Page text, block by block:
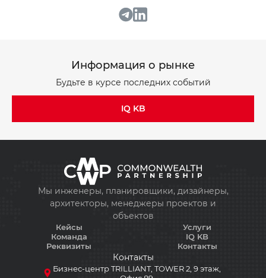
Информация о рынке
Будьте в курсе последних событий
IQ KB
Бизнес-центр TRILLIANT, TOWER 2, 9 этаж,
Бизнес-центр TRILLIANT, TOWER 2, 9 этаж,
Мы инженеры, планировщики, дизайнеры,
архитекторы, менеджеры проектов и
объектов
Кейсы
Команда
Реквизиты
Услуги
IQ KB
Контакты
Контакты
Бизнес-центр TRILLIANT, TOWER 2, 9 этаж,